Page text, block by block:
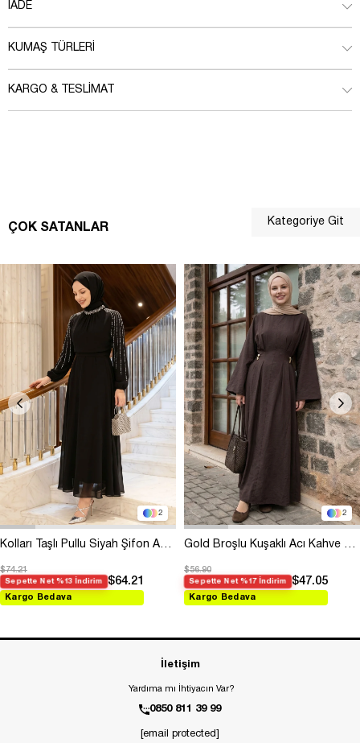
İADE
KUMAŞ TÜRLERI
KARGO & TESLIMAT
ÇOK SATANLAR
2
Kolları Taşlı Pullu Siyah Şifon Abiye
$74.21
Sepette Net %13 İndirim $64.21
Kargo Bedava
2
Gold Broşlu Kuşaklı Acı Kahve Modal Elbise
$56.90
Sepette Net %17 İndirim $47.05
Kargo Bedava
Kategoriye Git
İletişim
Yardıma mı İhtiyacın Var?
0850 811 39 99
[email protected]